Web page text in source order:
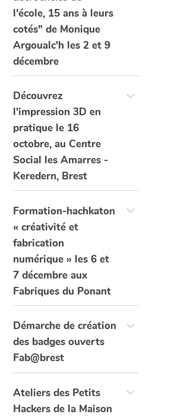
l'école, 15 ans à leurs
cotés" de Monique
Argoualc'h les 2 et 9
décembre
Découvrez
l'impression 3D en
pratique le 16
octobre, au Centre
Social les Amarres -
Keredern, Brest
Formation-hachkaton
« créativité et
fabrication
numérique » les 6 et
7 décembre aux
Fabriques du Ponant
Démarche de création
des badges ouverts
Fab@brest
Ateliers des Petits
Hackers de la Maison